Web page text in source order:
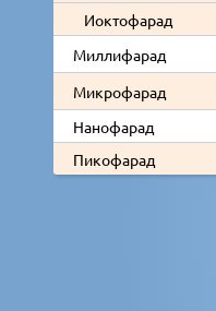
Иоктофарад
Миллифарад
Микрофарад
Нанофарад
Пикофарад